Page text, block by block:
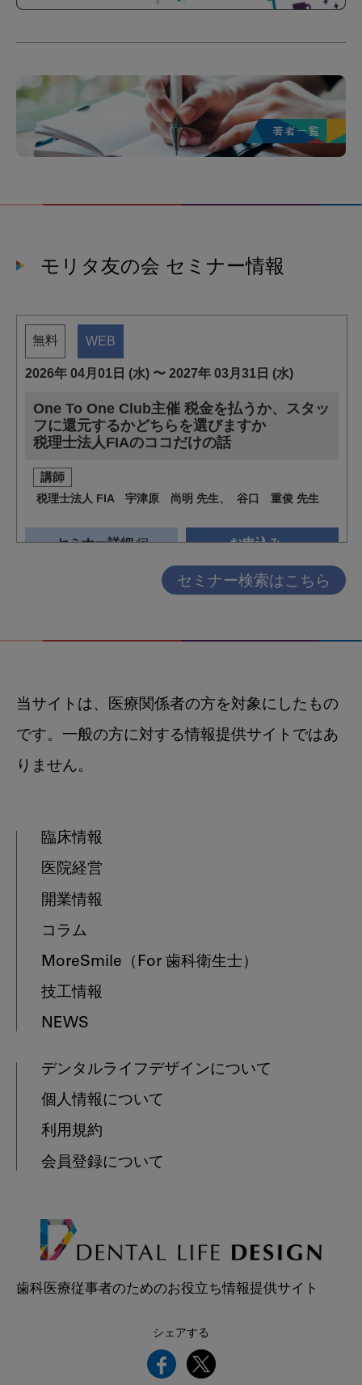
モリタ友の会 セミナー情報
セミナー検索はこちら
当サイトは、医療関係者の方を対象にしたもの
です。一般の方に対する情報提供サイトではあ
りません。
臨床情報
医院経営
開業情報
コラム
MoreSmile （For 歯科衛生士）
技工情報
NEWS
デンタルライフデザインについて
個人情報について
利用規約
会員登録について
歯科医療従事者のためのお役立ち情報提供サイト
シェアする